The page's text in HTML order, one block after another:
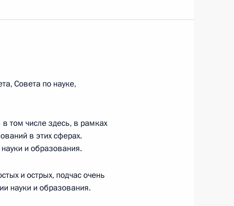
«1+1»
Совета по науке,
том числе здесь, в рамках
в этих сферах.
и образования.
и острых, подчас очень
науки и образования.